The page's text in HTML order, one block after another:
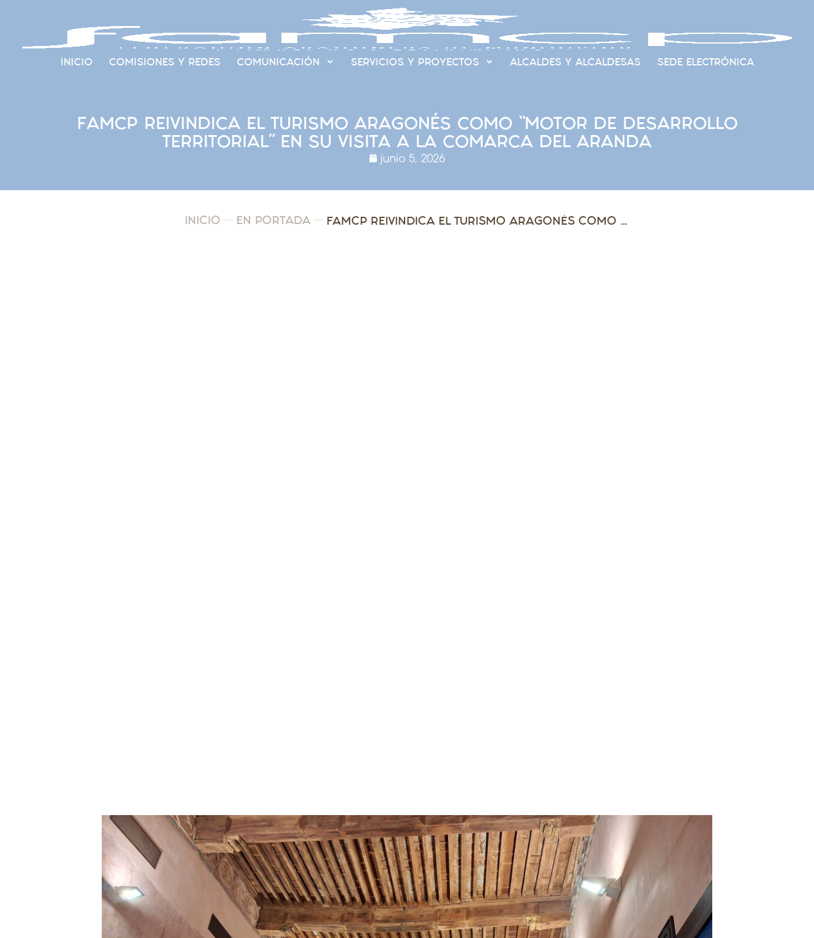
INICIO COMISIONES Y REDES COMUNICACIÓN SERVICIOS Y PROYECTOS ALCALDES Y ALCALDESAS SEDE ELECTRÓNICA
FAMCP REIVINDICA EL TURISMO ARAGONÉS COMO “MOTOR DE DESARROLLO
TERRITORIAL” EN SU VISITA A LA COMARCA DEL ARANDA
junio 5, 2026
INICIO EN PORTADA FAMCP REIVINDICA EL TURISMO ARAGONÉS COMO “MOTOR DE DESARROLLO TERRITORIAL” EN SU VISITA A LA COMARCA DEL ARANDA